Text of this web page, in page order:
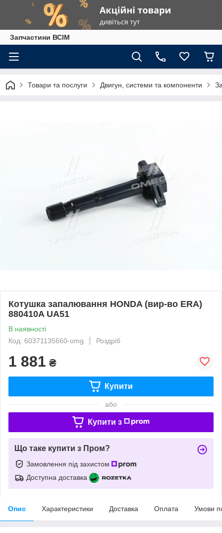
Запчастини ВСІМ
Товари та послуги Двигун, системи та компоненти
Котушка запалювання HONDA (вир-во ERA)
880410A UA51
В наявності
Код: 60371135660-omg
Роздріб
1 881 ₴
Купити
або
Купити з
Що таке купити з Пром?
Замовлення під захистом
Доступна доставка
Опис Характеристики Доставка Оплата Умови